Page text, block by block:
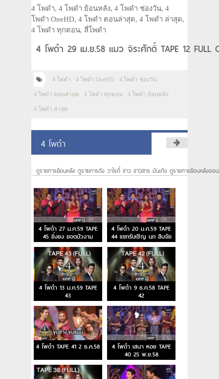
4 โพดำ, 4 โพดำ ย้อนหลัง, 4 โพดำ ช่องวัน, 4
โพดำ OneHD, 4 โพดำ ตอนล่าสุด, 4 โพดำ ล่าสุด,
4 โพดำ ทุกตอน, สี่โพดำ
4 โพดำ 29 เม.ย.58 แมว จิระศักดิ์ TAPE 12 FULL
4 โพดำ 4 โพดำ OneHD 4 โพดำ ช่องวัน
4 โพดำ ตอนล่าสุด 4 โพดำ ทุกตอน 4 โพดำ ย้อนหลัง
4 โพดำ ล่าสุด
4 โพดำ
ดูรายการย้อนหลัง ดูรายการดัง วาไรตี้ ข่าว ข่าวสาร บันเทิง ดูรายการย้อนหลังออ
4 โพดำ 27 ม.ค.59 TAPE
45 ยิ่งยง ยอดบัวงาม
4 โพดำ 20 ม.ค.59 TAPE
44 แขกรับเชิญ นก สินจัย
4 โพดำ 13 ม.ค.59 TAPE
43
4 โพดำ 9 ธ.ค.58 TAPE
42
4 โพดำ TAPE 41 2 ธ.ค.58
4 โพดำ เสนา หอย TAPE
40 25 พ.ย.58